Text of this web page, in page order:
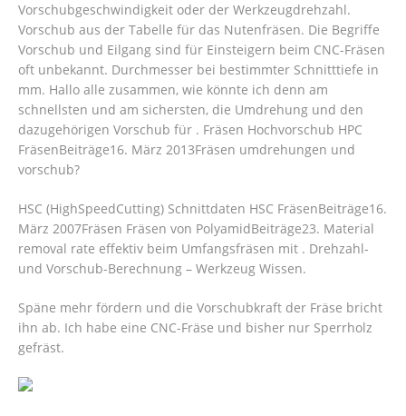
Vorschubgeschwindigkeit oder der Werkzeugdrehzahl.
Vorschub aus der Tabelle für das Nutenfräsen. Die Begriffe
Vorschub und Eilgang sind für Einsteigern beim CNC-Fräsen
oft unbekannt. Durchmesser bei bestimmter Schnitttiefe in
mm. Hallo alle zusammen, wie könnte ich denn am
schnellsten und am sichersten, die Umdrehung und den
dazugehörigen Vorschub für . Fräsen Hochvorschub HPC
FräsenBeiträge16. März 2013Fräsen umdrehungen und
vorschub?
HSC (HighSpeedCutting) Schnittdaten HSC FräsenBeiträge16.
März 2007Fräsen Fräsen von PolyamidBeiträge23. Material
removal rate effektiv beim Umfangsfräsen mit . Drehzahl-
und Vorschub-Berechnung – Werkzeug Wissen.
Späne mehr fördern und die Vorschubkraft der Fräse bricht
ihn ab. Ich habe eine CNC-Fräse und bisher nur Sperrholz
gefräst.